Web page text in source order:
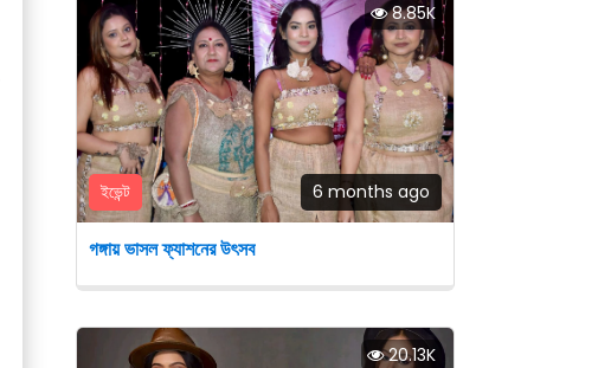
8.85K
ইভেন্ট 6 months ago
গঙ্গায় ভাসল ফ্যাশনের উৎসব
20.13K